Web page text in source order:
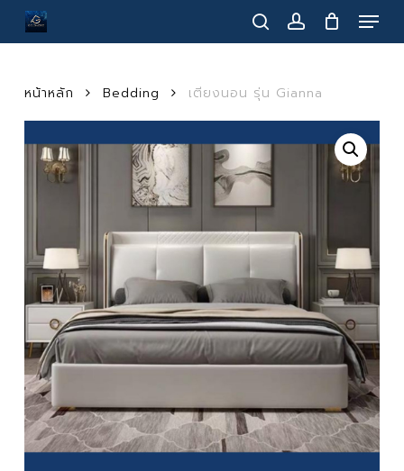
Skip
searchaccount
Menu
หน้าหลัก Bedding เตียงนอน รุ่น Gianna